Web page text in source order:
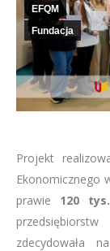
EFQM
Fundacja
Projekt
Ekonomicznego
prawie 120
zdecydowała